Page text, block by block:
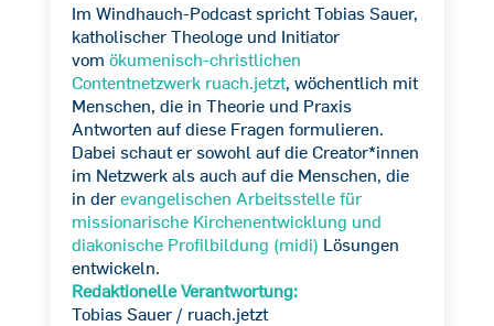
Im Windhauch-Podcast spricht Tobias Sauer,
katholischer Theologe und Initiator
vom ökumenisch-christlichen
Contentnetzwerk ruach.jetzt, wöchentlich mit
Menschen, die in Theorie und Praxis
Antworten auf diese Fragen formulieren.
Dabei schaut er sowohl auf die Creator*innen
im Netzwerk als auch auf die Menschen, die
in derevangelischen Arbeitsstelle für
missionarische Kirchenentwicklung und
diakonische Profilbildung (midi) Lösungen
entwickeln.
Redaktionelle Verantwortung:
Tobias Sauer / ruach.jetzt